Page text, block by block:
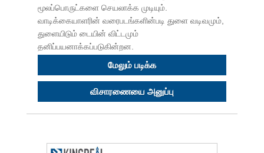
மூலப்பொருட்களை செயலாக்க முடியும்.
வாடிக்கையாளரின் வரைபடங்களின்படி துளை வடிவமும்,
துளையிடும் டையின் விட்டமும்
தனிப்பயனாக்கப்படுகின்றன.
மேலும் படிக்க
விசாரணையை அனுப்பு